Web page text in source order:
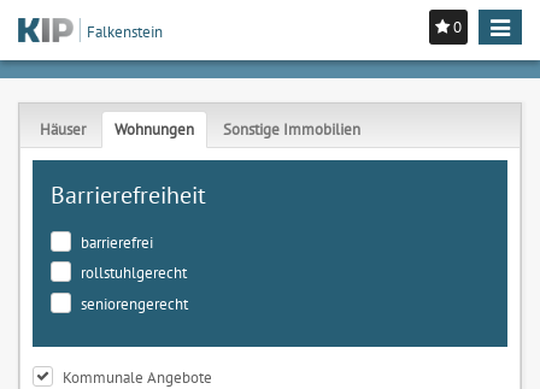
0
Toggle
Falkenstein
Häuser Wohnungen Sonstige Immobilien
Barrierefreiheit
barrierefrei
rollstuhlgerecht
seniorengerecht
Kommunale Angebote